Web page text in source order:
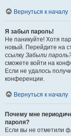
Вернуться к началу
Я забыл пароль!
Не паникуйте! Хотя
новый. Перейдите на
ссылку Забыли
сможете войти на
Если не удалось
конференции.
Вернуться к началу
Почему мне
пароля?
Если вы не отметили